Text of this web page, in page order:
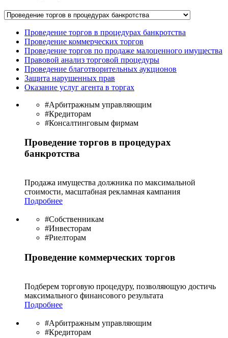
Проведение торгов в процедурах банкротства
Проведение коммерческих торгов
Проведение торгов по продаже малоценного имущества
Правовой анализ торговой процедуры
Проведение благотворительных аукционов
Защита нарушенных прав
Оказание услуг агента в торгах
#Арбитражным управляющим
#Кредиторам
#Консалтинговым фирмам
Проведение торгов в процедурах
банкротства
Продажа имущества должника по максимальной
стоимости, масштабная рекламная кампания
Подробнее
#Собственникам
#Инвесторам
#Риелторам
Проведение коммерческих торгов
Подберем торговую процедуру, позволяющую достичь
максимального финансового результата
Подробнее
#Арбитражным управляющим
#Кредиторам